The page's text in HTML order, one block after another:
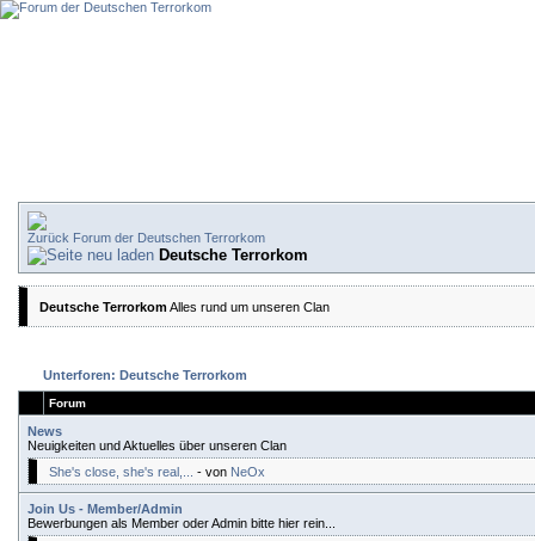
Forum der Deutschen Terrorkom
Deutsche Terrorkom
Deutsche TerrorkomAlles rund um unseren Clan
Unterforen: Deutsche Terrorkom
Forum
News
Neuigkeiten und Aktuelles über unseren Clan
She's close, she's real,...
- von NeOx
Join Us - Member/Admin
Bewerbungen als Member oder Admin bitte hier rein...